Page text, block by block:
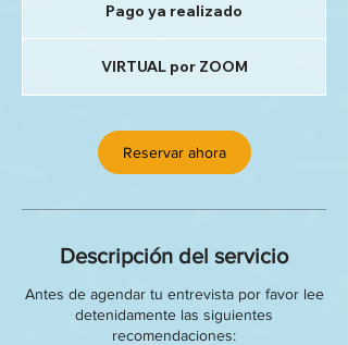
u
r
a
i
n
v
Pago ya realizado
VIRTUAL por ZOOM
Reservar ahora
Descripción del servicio
Antes de agendar tu entrevista por favor lee
detenidamente las siguientes
recomendaciones: